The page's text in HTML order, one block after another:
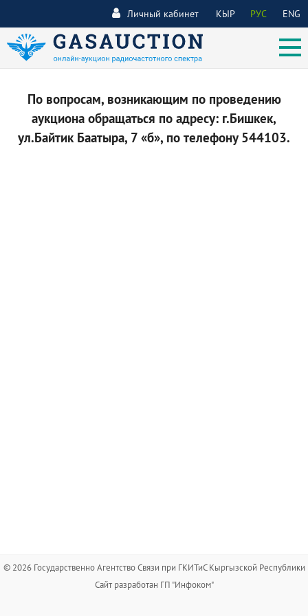
КЫР РУС ENG
Личный кабинет
По вопросам, возникающим по проведению
аукциона обращаться по адресу: г.Бишкек,
ул.Байтик Баатыра, 7 «б», по телефону 544103.
© 2026 Государственно Агентство Связи при ГКИТиС Кыргызской Республики
Сайт разработан ГП "Инфоком"